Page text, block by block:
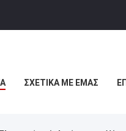
ΣΧΕΤΙΚΆ ΜΕ ΕΜΆΣ